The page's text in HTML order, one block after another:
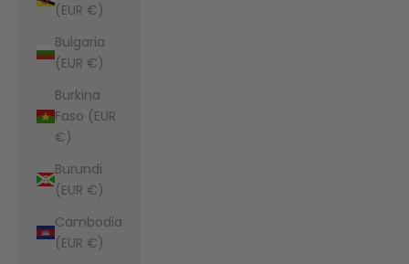
(EUR €)
Bulgaria
(EUR €)
Burkina
Faso (EUR
€)
Burundi
(EUR €)
Cambodia
(EUR €)